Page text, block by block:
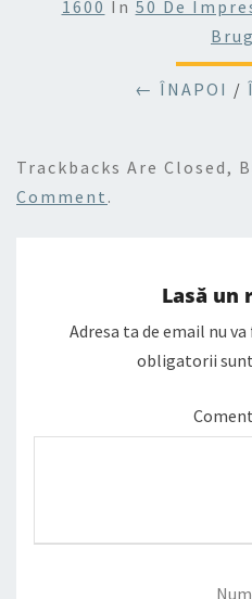
1600 In 50 De
← ÎNAPOI /
Trackbacks Are Closed,
Comment .
Lasă un
Adresa ta de email nu
obligatorii